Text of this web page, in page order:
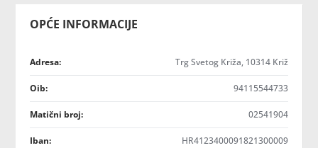
OPĆE INFORMACIJE
Adresa: Trg Svetog Križa, 10314 Križ
Oib: 94115544733
Matični broj: 02541904
Iban: HR4123400091821300009